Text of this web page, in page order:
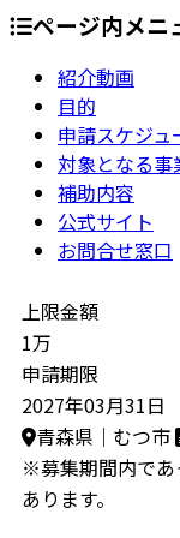
ページ内メニ
紹介動画
目的
申請スケジュ
対象となる事
補助内容
公式サイト
お問合せ窓口
上限金額
1万
申請期限
2027年03月31日
青森県｜むつ市
※募集期間内であ
あります。